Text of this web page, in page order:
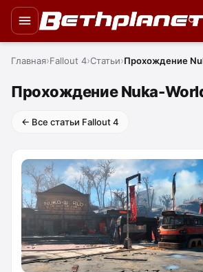
Главная Fallout 4 Статьи Прохождение
Прохождение Nuka-
← Все статьи Fallout 4